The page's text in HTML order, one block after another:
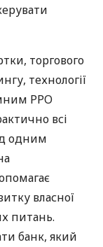
торгового
технології
РРО
всі
одним
власної
питань.
банк, який